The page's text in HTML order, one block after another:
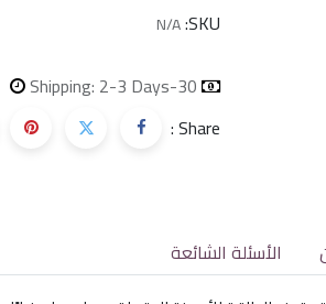
SKU:
N/A
30-day money-back
Shipping: 2-3 Days
Share :
الأسئلة الشائعة